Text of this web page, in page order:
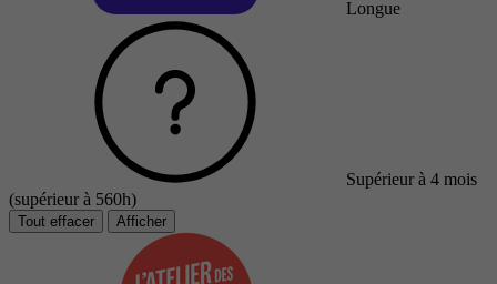
Longue
Supérieur à 4 mois
(supérieur à 560h)
Tout effacer Afficher